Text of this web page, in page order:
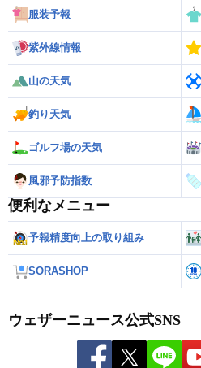
服装予報
紫外線情報
山の天気
釣り天気
ゴルフ場の天気
風邪予防指数
便利なメニュー
予報精度向上の取り組み
SORASHOP
ウェザーニュース公式SNS